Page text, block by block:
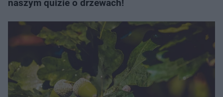
naszym quizie o drzewach!